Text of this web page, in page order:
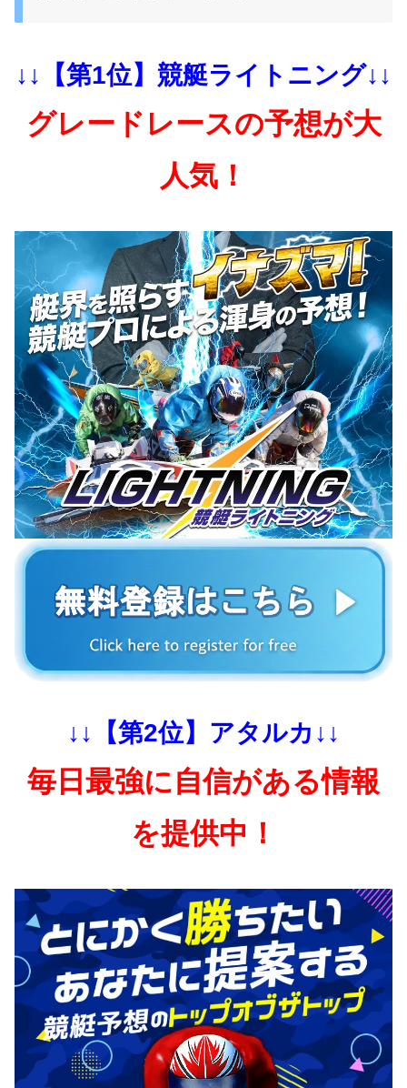
↓↓【第1位】競艇ライトニング↓↓
グレードレースの予想が大
人気！
↓↓【第2位】アタルカ↓↓
毎日最強に自信がある情報
を提供中！